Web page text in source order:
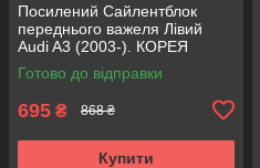
Посилений Сайлентблок
переднього важеля Лівий
Audi A3 (2003-). КОРЕЯ
Acsuss! 34762 , JBU691 ,
VKDS331004
Готово до відправки
695 ₴ 868 ₴
Купити